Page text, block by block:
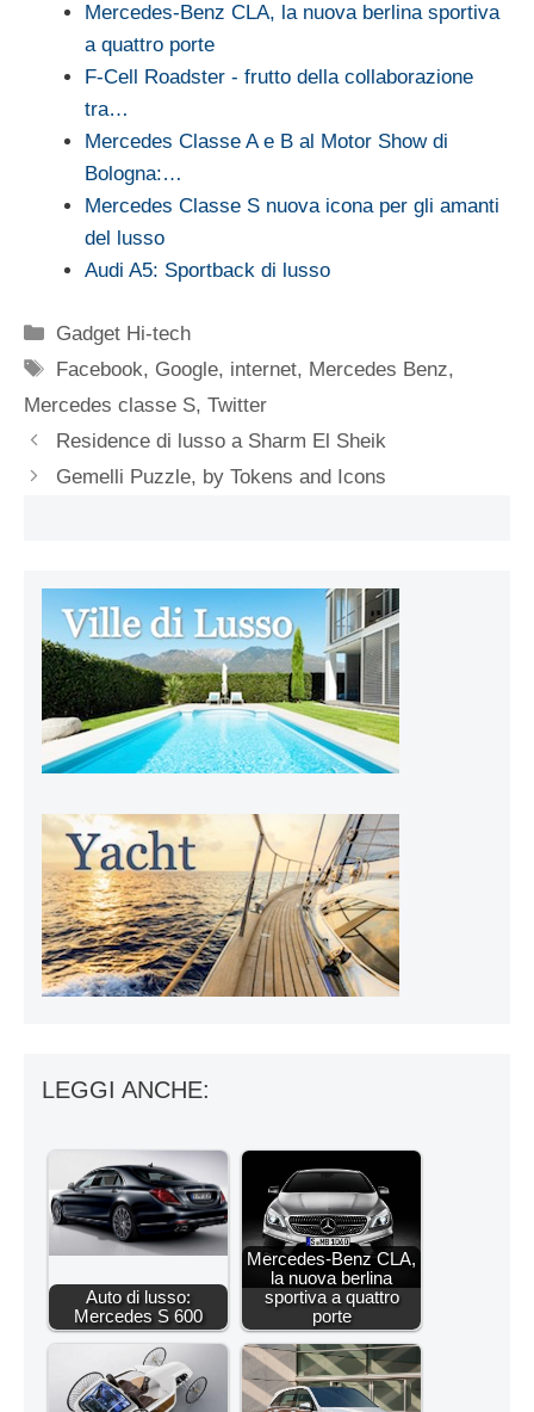
Mercedes-Benz CLA, la nuova berlina sportiva
a quattro porte
F-Cell Roadster - frutto della collaborazione
tra…
Mercedes Classe A e B al Motor Show di
Bologna:…
Mercedes Classe S nuova icona per gli amanti
del lusso
Audi A5: Sportback di lusso
Categorie
Gadget Hi-tech
Tag
Facebook, Google, internet, Mercedes Benz,
Mercedes classe S, Twitter
Residence di lusso a Sharm El Sheik
Gemelli Puzzle, by Tokens and Icons
LEGGI ANCHE:
Auto di lusso:
Mercedes S 600
Mercedes-Benz CLA,
la nuova berlina
sportiva a quattro
porte